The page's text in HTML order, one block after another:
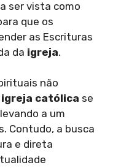
ser vista como
que os
as Escrituras
da igreja.
não
igreja católica se
a um
Contudo, a busca
e direta